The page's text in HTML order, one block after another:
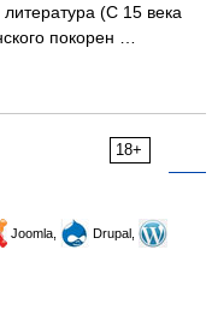
(С 15 века
покорен …
18+
Joomla,
Drupal,